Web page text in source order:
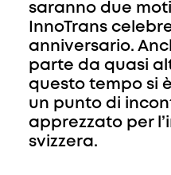
saranno due
InnoTrans
anniversario.
parte da quasi
questo tempo si
un punto di
apprezzato per
svizzera.